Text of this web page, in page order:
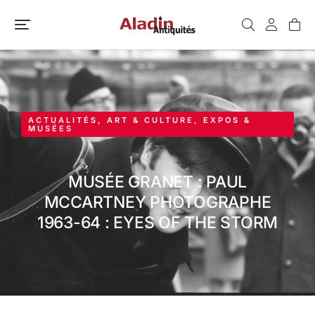
ACTUALITÉS , ART & CULTURE , EXPOS &
MUSÉES
MUSÉE GRANET : PAUL
MCCARTNEY PHOTOGRAPHE
1963-64 : EYES OF THE STORM